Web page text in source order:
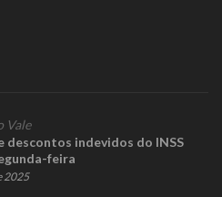
Vale
descontos indevidos do INSS
feira
2025